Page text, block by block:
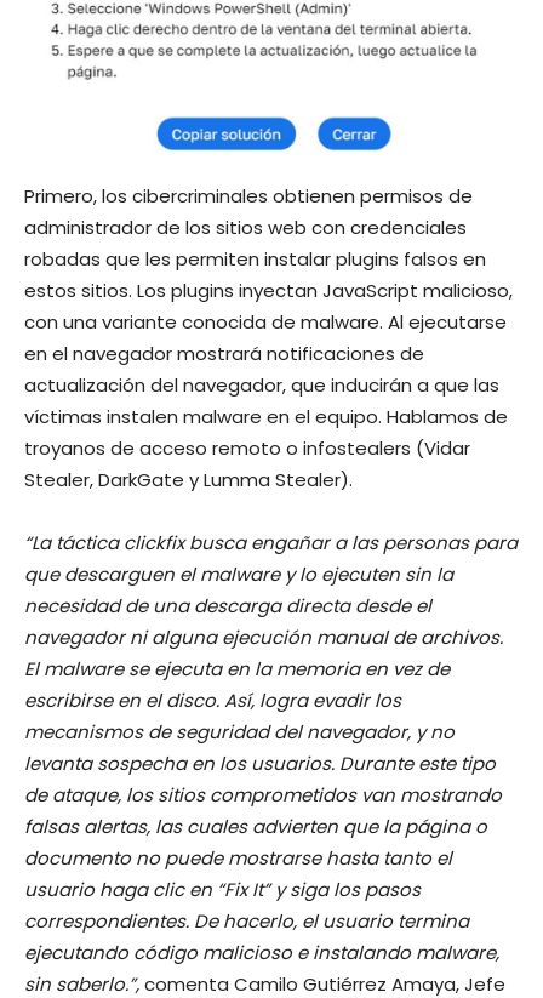
Primero, los cibercriminales obtienen permisos de
administrador de los sitios web con credenciales
robadas que les permiten instalar plugins falsos en
estos sitios. Los plugins inyectan JavaScript malicioso,
con una variante conocida de malware. Al ejecutarse
en el navegador mostrará notificaciones de
actualización del navegador, que inducirán a que las
víctimas instalen malware en el equipo. Hablamos de
troyanos de acceso remoto o infostealers (Vidar
Stealer, DarkGate y Lumma Stealer).
“La táctica clickfix busca engañar a las personas para
que descarguen el malware y lo ejecuten sin la
necesidad de una descarga directa desde el
navegador ni alguna ejecución manual de archivos.
El malware se ejecuta en la memoria en vez de
escribirse en el disco. Así, logra evadir los
mecanismos de seguridad del navegador, y no
levanta sospecha en los usuarios. Durante este tipo
de ataque, los sitios comprometidos van mostrando
falsas alertas, las cuales advierten que la página o
documento no puede mostrarse hasta tanto el
usuario haga clic en “Fix It” y siga los pasos
correspondientes. De hacerlo, el usuario termina
ejecutando código malicioso e instalando malware,
sin saberlo.”,comenta Camilo Gutiérrez Amaya, Jefe